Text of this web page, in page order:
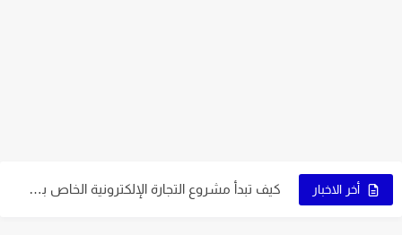
أخر الاخبار 6 نصائح لاختيار اسم جذاب يُميز صفحتك